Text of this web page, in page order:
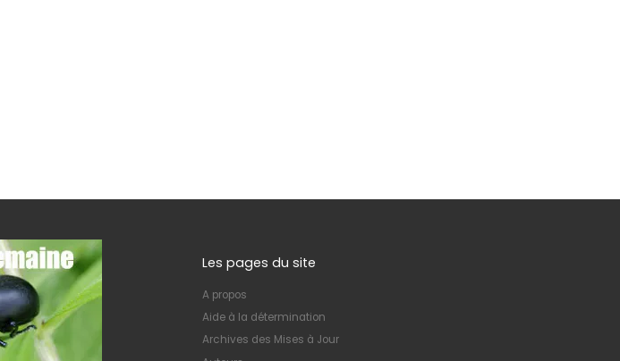
Les pages du site
A propos
Aide à la détermination
Archives des Mises à Jour